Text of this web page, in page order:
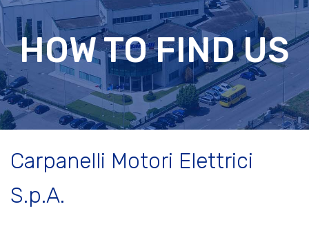
HOW TO FIND US
Carpanelli Motori Elettrici
S.p.A.